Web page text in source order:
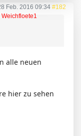
Feb. 2016 09:34 #182
Weichfloete1
alle neuen
hier zu sehen